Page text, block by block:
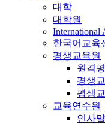
대학
대학원
International
한국어교육
평생교육원
원격
평생
평생
교육연수원
인사말